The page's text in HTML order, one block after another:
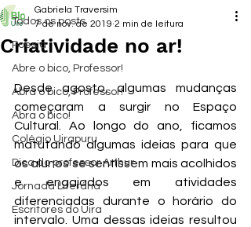
Todos os posts
Poesia
Abre o bico, Professor!
Abra o bico, Professor!
Abra o bico!
Colégio Uirapuru
Dica do professor Arthur
Jornada Literária
Escritores do Uira
Criatividade no ar!
Gabriela Traversim
7 de nov. de 2019 2 min de leitura
Desde agosto, algumas mudanças
começaram a surgir no Espaço
Cultural. Ao longo do ano, ficamos
matutando algumas ideias para que
os alunos se sentissem mais acolhidos
e engajados em atividades
diferenciadas durante o horário do
intervalo. Uma dessas ideias resultou